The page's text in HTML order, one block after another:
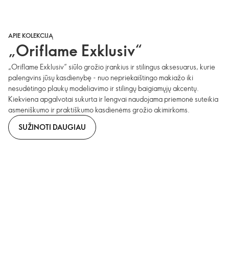
APIE KOLEKCIJĄ
„Oriflame Exklusiv“
„Oriflame Exklusiv“ siūlo grožio įrankius ir stilingus aksesuarus, kurie
palengvins jūsų kasdienybę - nuo nepriekaištingo makiažo iki
nesudėtingo plaukų modeliavimo ir stilingų baigiamųjų akcentų.
Kiekviena apgalvotai sukurta ir lengvai naudojama priemonė suteikia
asmeniškumo ir praktiškumo kasdienėms grožio akimirkoms.
SUŽINOTI DAUGIAU